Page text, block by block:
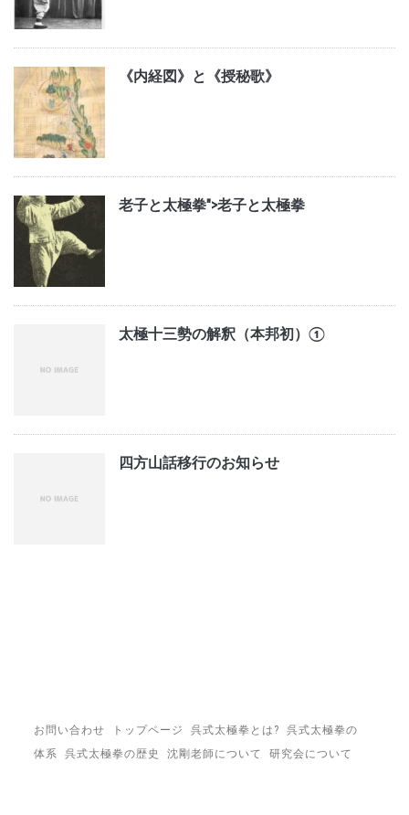
《内経図》と《授秘歌》
老子と太極拳">老子と太極拳
太極十三勢の解釈（本邦初）①
四方山話移行のお知らせ
お問い合わせ トップページ 呉式太極拳とは?
呉式太極拳の
体系
呉式太極拳の歴史 沈剛老師について 研究会について